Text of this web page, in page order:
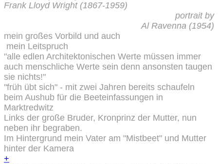
Frank Lloyd Wright (1867-1959)
portrait by
Al Ravenna (1954)
mein großes Vorbild und auch
mein Leitspruch
"alle edlen Architektonischen Werte müssen immer
auch menschliche Werte sein denn ansonsten taugen
sie nichts!"
"früh übt sich" - mit zwei Jahren bereits schaufeln
beim Aushub für die Beeteinfassungen in
Marktredwitz
Links der große Bruder, Kronprinz der Mutter, nun
neben ihr begraben.
Im Hintergrund mein Vater am "Mistbeet" und Mutter
hinter der Kamera
+